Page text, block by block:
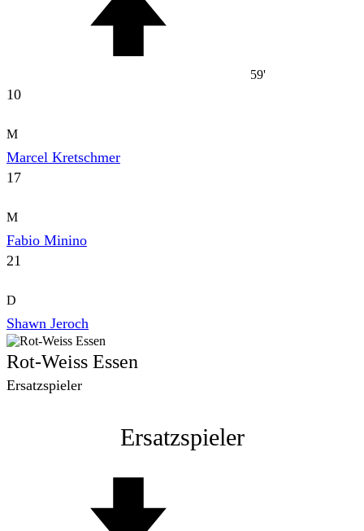
59'
10
M
Marcel Kretschmer
17
M
Fabio Minino
21
D
Shawn Jeroch
Rot-Weiss Essen
Ersatzspieler
Ersatzspieler